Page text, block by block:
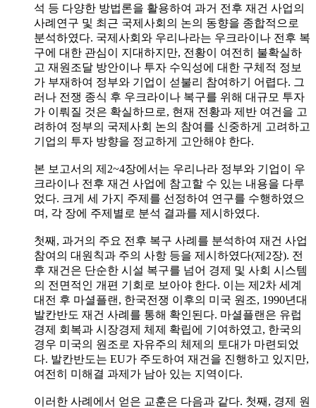
석 등 다양한 방법론을 활용하여 과거 전후 재건 사업의
사례연구 및 최근 국제사회의 논의 동향을 종합적으로
분석하였다. 국제사회와 우리나라는 우크라이나 전후 복
구에 대한 관심이 지대하지만, 전황이 여전히 불확실하
고 재원조달 방안이나 투자 수익성에 대한 구체적 정보
가 부재하여 정부와 기업이 섣불리 참여하기 어렵다. 그
러나 전쟁 종식 후 우크라이나 복구를 위해 대규모 투자
가 이뤄질 것은 확실하므로, 현재 전황과 제반 여건을 고
려하여 정부의 국제사회 논의 참여를 신중하게 고려하고
기업의 투자 방향을 정교하게 고안해야 한다.
본 보고서의 제2~4장에서는 우리나라 정부와 기업이 우
크라이나 전후 재건 사업에 참고할 수 있는 내용을 다루
었다. 크게 세 가지 주제를 선정하여 연구를 수행하였으
며, 각 장에 주제별로 분석 결과를 제시하였다.
첫째, 과거의 주요 전후 복구 사례를 분석하여 재건 사업
참여의 대원칙과 주의 사항 등을 제시하였다(제2장). 전
후 재건은 단순한 시설 복구를 넘어 경제 및 사회 시스템
의 전면적인 개편 기회로 보아야 한다. 이는 제2차 세계
대전 후 마셜플랜, 한국전쟁 이후의 미국 원조, 1990년대
발칸반도 재건 사례를 통해 확인된다. 마셜플랜은 유럽
경제 회복과 시장경제 체제 확립에 기여하였고, 한국의
경우 미국의 원조로 자유주의 체제의 토대가 마련되었
다. 발칸반도는 EU가 주도하여 재건을 진행하고 있지만,
여전히 미해결 과제가 남아 있는 지역이다.
이러한 사례에서 얻은 교훈은 다음과 같다. 첫째, 경제 원